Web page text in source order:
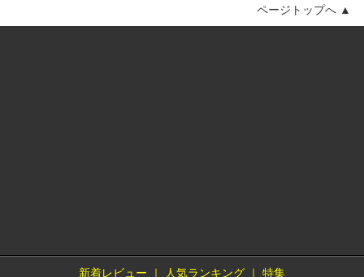
ページトップへ ▲
新着レビュー ｜ 人気ランキング ｜ 特集